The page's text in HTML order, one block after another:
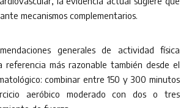
mecanismos complementarios.
generales de actividad física
referencia más razonable también desde el
combinar entre 150 y 300 minutos
aeróbico moderado con dos o tres